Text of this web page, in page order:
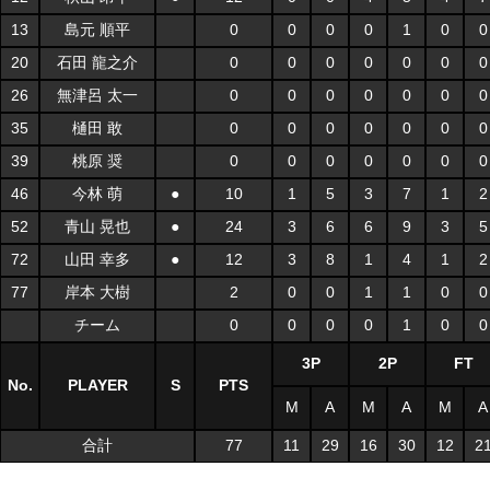
13
島元 順平 0 0 0 0 1 0
0
20
石田 龍之介 0 0 0 0 0 0
0
26
無津呂 太一 0 0 0 0 0 0
0
35
樋田 敢 0 0 0 0 0 0
0
39
桃原 奨 0 0 0 0 0 0
0
46
今林 萌 ● 10 1 5 3 7 1
2
52
青山 晃也 ● 24 3 6 6 9 3
5
72
山田 幸多 ● 12 3 8 1 4 1
2
77
岸本 大樹 2 0 0 1 1 0
0
チーム
0 0 0 0 1 0 0
No. PLAYER S PTS
3P 2P FT
M A M A M A
合計 77 11 29 16 30 12